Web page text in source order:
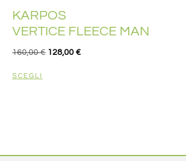
KARPOS
VERTICE FLEECE MAN
160,00€ 128,00 €
SCEGLI